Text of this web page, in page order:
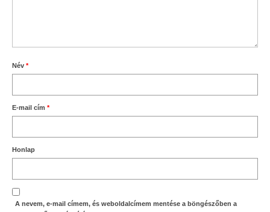
Név *
E-mail cím *
Honlap
A nevem, e-mail címem, és weboldalcímem mentése a böngészőben a